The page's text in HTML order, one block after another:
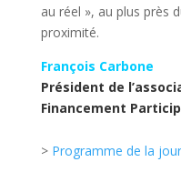
au réel », au plus près
proximité.
François Carbone
Président de
Financement
> Programme de la